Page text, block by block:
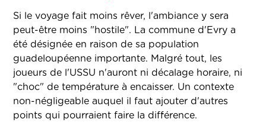
Si le voyage fait moins rêver, l'ambiance y sera
peut-être moins "hostile". La commune d'Evry a
été désignée en raison de sa population
guadeloupéenne importante. Malgré tout, les
joueurs de l'USSU n'auront ni décalage horaire, ni
"choc" de température à encaisser. Un contexte
non-négligeable auquel il faut ajouter d'autres
points qui pourraient faire la différence.